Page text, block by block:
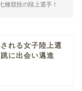
種競技の陸上選手！
れる女子陸上選
に出会い邁進